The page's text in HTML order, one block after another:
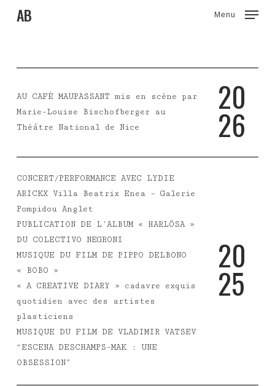
AB Menu
AU CAFÉ MAUPASSANT mis en scène par
Marie-Louise Bischofberger au
Théâtre National de Nice
20
26
CONCERT/PERFORMANCE AVEC LYDIE
ARICKX Villa Beatrix Enea – Galerie
Pompidou Anglet
PUBLICATION DE L’ALBUM « HARLÖSA »
DU COLECTIVO NEGRONI
MUSIQUE DU FILM DE PIPPO DELBONO
« BOBO »
« A CREATIVE DIARY » cadavre exquis
quotidien avec des artistes
plasticiens
MUSIQUE DU FILM DE VLADIMIR VATSEV
“ESCENA DESCHAMPS-MAK : UNE
OBSESSION”
20
25